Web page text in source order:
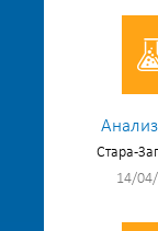
Стара-
14/